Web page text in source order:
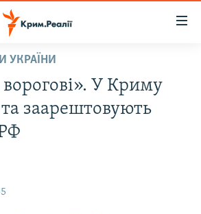
УКРАЇНИ
У Криму
заарештовують